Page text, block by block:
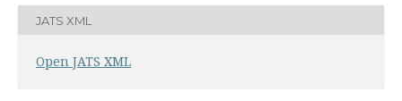
JATS XML
Open JATS XML